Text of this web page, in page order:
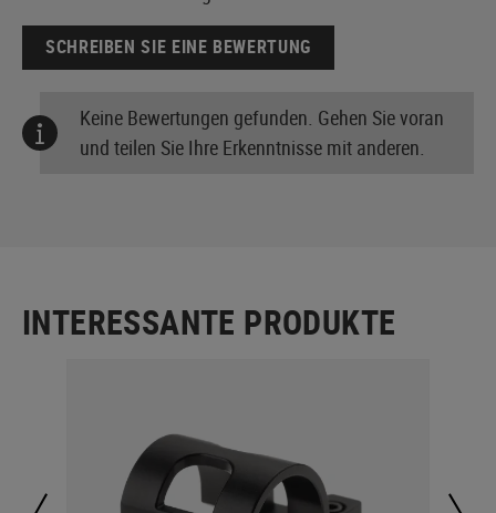
SCHREIBEN SIE EINE BEWERTUNG
Keine Bewertungen gefunden. Gehen Sie voran
und teilen Sie Ihre Erkenntnisse mit anderen.
INTERESSANTE PRODUKTE